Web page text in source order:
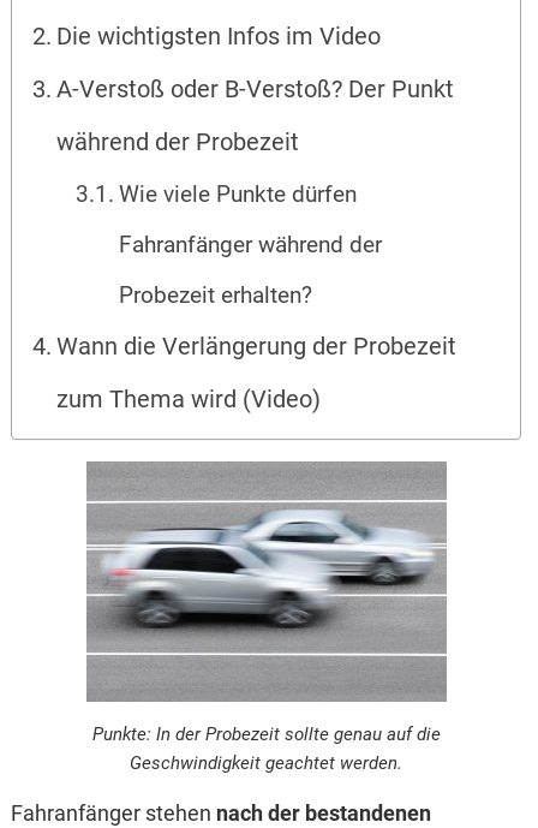
Die wichtigsten Infos im Video
A-Verstoß oder B-Verstoß? Der Punkt
während der Probezeit
Wie viele Punkte dürfen
Fahranfänger während der
Probezeit erhalten?
Wann die Verlängerung der Probezeit
zum Thema wird (Video)
Punkte: In der Probezeit sollte genau auf die
Geschwindigkeit geachtet werden.
Fahranfänger stehen nach der bestandenen